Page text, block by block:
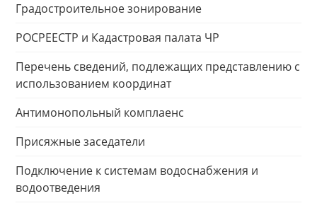
Градостроительное зонирование
РОСРЕЕСТР и Кадастровая палата ЧР
Перечень сведений, подлежащих представлению с
использованием координат
Антимонопольный комплаенс
Присяжные заседатели
Подключение к системам водоснабжения и
водоотведения